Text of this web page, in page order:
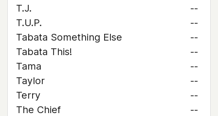
T.J.
--
T.U.P.
--
Tabata Something Else
--
Tabata This!
--
Tama
--
Taylor
--
Terry
--
The Chief
--